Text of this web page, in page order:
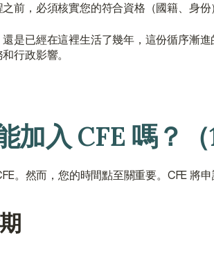
前，必須核實您的符合資格（國籍、身
是已經在這裡生活了幾年，這份循序漸
行政影響。
加入 CFE 嗎？（
。然而，您的時間點至關重要。CFE 將